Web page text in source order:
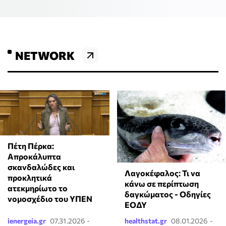
NETWORK
Πέτη Πέρκα:
Απροκάλυπτα
σκανδαλώδες και
προκλητικά
ατεκμηρίωτο το
νομοσχέδιο του ΥΠΕΝ
ienergeia.gr 07.31.2026 -
Λαγοκέφαλος: Τι να
κάνω σε περίπτωση
δαγκώματος - Οδηγίες
ΕΟΔΥ
healthstat.gr 08.01.2026 -